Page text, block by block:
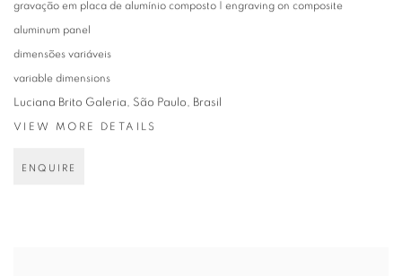
gravação em placa de alumínio composto | engraving on composite
aluminum panel
dimensões variáveis
variable dimensions
Luciana Brito Galeria, São Paulo, Brasil
VIEW MORE DETAILS
ENQUIRE